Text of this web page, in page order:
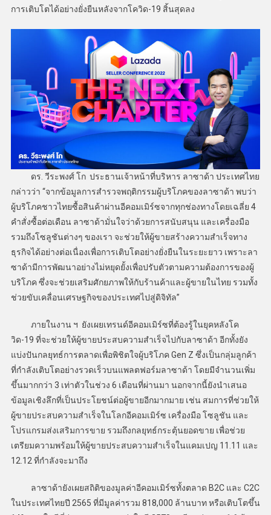
การเติบโตได้อย่างยั่งยืนหลังจากโควิด-19 สิ้นสุดลง
ดร. วีระพงศ์ โก ประธานเจ้าหน้าที่บริหาร ลาซาด้า ประเทศไทย
กล่าวว่า “จากข้อมูลการสำรวจพฤติกรรมผู้บริโภคของลาซาด้า พบว่า
ผู้บริโภคชาวไทยซื้อสินค้าผ่านอีคอมเมิร์ซจากทุกช่องทางโดยเฉลี่ย 4
คำสั่งซื้อต่อเดือน ลาซาด้ามั่นใจว่าด้วยการสนับสนุน และเครื่องมือ
รวมถึงโซลูชันต่างๆ ของเรา จะช่วยให้ผู้ขายสร้างความสำเร็จทาง
ธุรกิจได้อย่างต่อเนื่องเพื่อการเติบโตอย่างยั่งยืนในระยะยาว เพราะลา
ซาด้ามีการพัฒนาอย่างไม่หยุดยั้งเพื่อปรับตัวตามความต้องการของผู้
บริโภค ซึ่งจะช่วยเสริมศักยภาพให้กับร้านค้าและผู้ขายในไทย รวมทั้ง
ช่วยขับเคลื่อนเศรษฐกิจของประเทศไปสู่ดิจิทัล”
ภายในงาน ฯ ยังเผยเทรนด์อีคอมเมิร์ซที่ต้องรู้ในยุคหลังโค
วิด-19 ที่จะช่วยให้ผู้ขายประสบความสำเร็จไปกับลาซาด้า อีกทั้งยัง
แบ่งปันกลยุทธ์การตลาดเพื่อพิชิตใจผู้บริโภค Gen Z ซึ่งเป็นกลุ่มลูกค้า
ที่กำลังเติบโตอย่างรวดเร็วบนแพลตฟอร์มลาซาด้า โดยมีจำนวนเพิ่ม
ขึ้นมากกว่า 3 เท่าตัวในช่วง 6 เดือนที่ผ่านมา นอกจากนี้ยังนำเสนอ
ข้อมูลเชิงลึกที่เป็นประโยชน์ต่อผู้ขายอีกมากมาย เช่น สมการที่ช่วยให้
ผู้ขายประสบความสำเร็จในโลกอีคอมเมิร์ซ เครื่องมือ โซลูชัน และ
โปรแกรมส่งเสริมการขาย รวมถึงกลยุทธ์กระตุ้นยอดขาย เพื่อช่วย
เตรียมความพร้อมให้ผู้ขายประสบความสำเร็จในแคมเปญ 11.11 และ
12.12 ที่กำลังจะมาถึง
ลาซาด้ายังเผยสถิติของมูลค่าอีคอมเมิร์ซทั้งตลาด B2C และ C2C
ในประเทศไทยปี 2565 ที่มีมูลค่ารวม 818,000 ล้านบาท หรือเติบโตขึ้น